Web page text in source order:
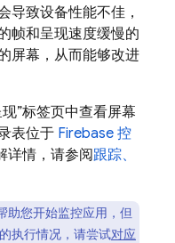
导致设备性能不佳，
帧和呈现速度缓慢的
屏幕，从而能够改进
”标签页中查看屏幕
表位于 Firebase 控
详情，请参阅跟踪、
助您开始监控应用，但
执行情况，请尝试对应